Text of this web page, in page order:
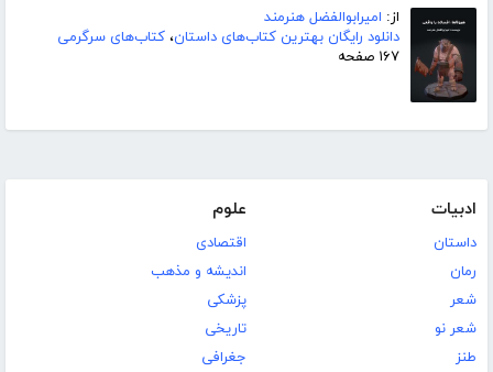
از: امیرابوالفضل هنرمند
دانلود رایگان بهترین کتاب‌های داستان، کتاب‌های سرگرمی
۱۶۷ صفحه
ادبیات
داستان
رمان
شعر
شعر نو
طنز
علوم
اقتصادی
اندیشه و مذهب
پزشکی
تاریخی
جغرافی